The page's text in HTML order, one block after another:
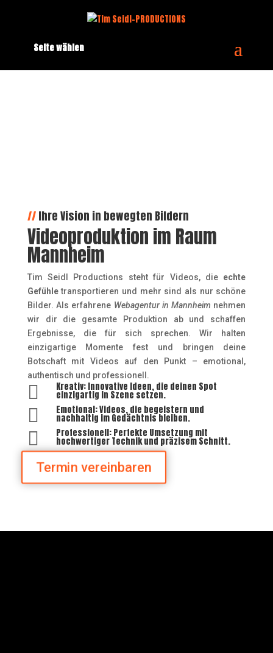
Seite wählen
//Ihre Vision in bewegten Bildern
Videoproduktion im Raum
Mannheim
Tim Seidl Productions steht für Videos, die echte
Gefühletransportieren und mehr sind als nur schöne
Bilder. Als erfahrene Webagentur in Mannheim nehmen
wir dir die gesamte Produktion ab und schaffen
Ergebnisse, die für sich sprechen. Wir halten
einzigartige Momente fest und bringen deine
Botschaft mit Videos auf den Punkt – emotional,
authentisch und professionell.
 Kreativ: Innovative Ideen, die deinen Spot
einzigartig in Szene setzen.
 Emotional: Videos, die begeistern und
nachhaltig im Gedächtnis bleiben.
 Professionell: Perfekte Umsetzung mit
hochwertiger Technik und präzisem Schnitt.
Termin vereinbaren